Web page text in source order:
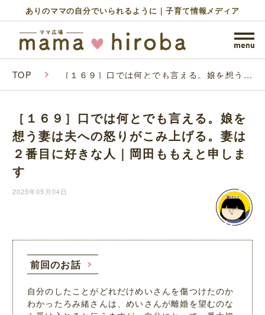
ありのママの自分でいられるように｜子育て情報メディア
TOP ［１６９］口では何とでも言える。娘を想う妻
な人｜岡田ももえと申します
［１６９］口では何とでも言える。娘を
想う妻は夫への怒りがこみ上げる。妻は
２番目に好きな人｜岡田ももえと申しま
す
2025年05月04日
前回のお話
自分のしたことがどれだけめいさんを傷つけたのか
わかったろみ緒さんは、めいさんが離婚を望むのな